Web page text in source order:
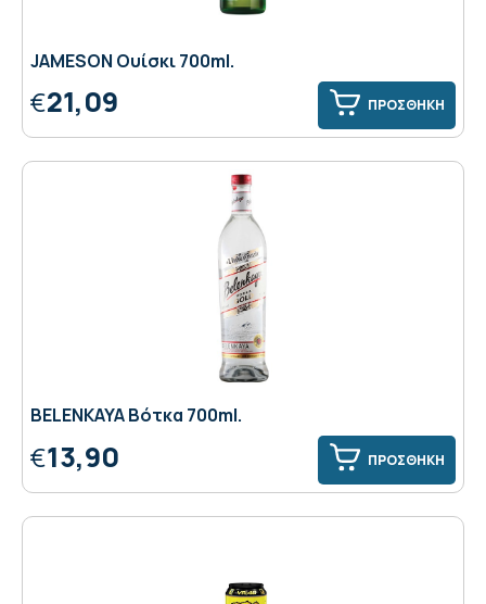
JAMESON Ουίσκι 700ml.
€21,09 ΠΡΟΣΘΗΚΗ
BELENKAYA Βότκα 700ml.
€13,90 ΠΡΟΣΘΗΚΗ